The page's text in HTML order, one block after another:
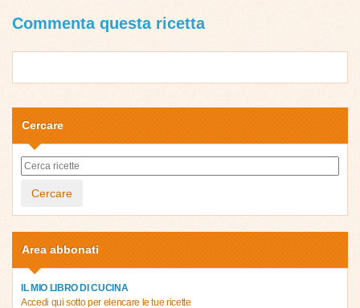
Commenta questa ricetta
Cercare
Cercare
Area abbonati
IL MIO LIBRO DI CUCINA
Accedi qui sotto per elencare le tue ricette